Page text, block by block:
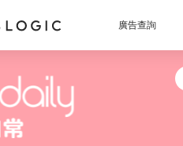
廣告查詢